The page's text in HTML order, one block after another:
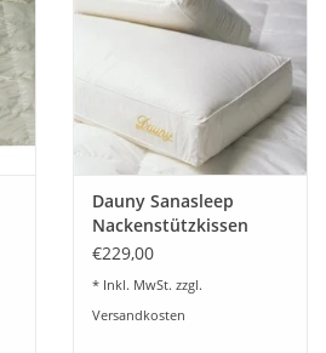
Dauny Sanasleep
Nackenstützkissen
€229,00
* Inkl. MwSt. zzgl.
Versandkosten